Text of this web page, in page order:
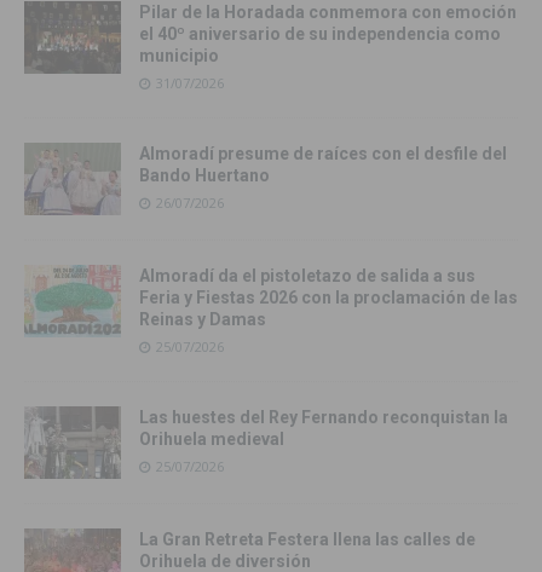
Pilar de la Horadada conmemora con emoción
el 40º aniversario de su independencia como
municipio
31/07/2026
Almoradí presume de raíces con el desfile del
Bando Huertano
26/07/2026
Almoradí da el pistoletazo de salida a sus
Feria y Fiestas 2026 con la proclamación de las
Reinas y Damas
25/07/2026
Las huestes del Rey Fernando reconquistan la
Orihuela medieval
25/07/2026
La Gran Retreta Festera llena las calles de
Orihuela de diversión